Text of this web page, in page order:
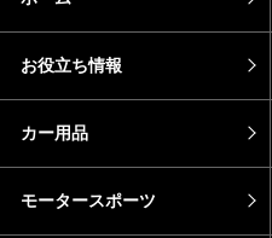
お役立ち情報
カー用品
モータースポーツ